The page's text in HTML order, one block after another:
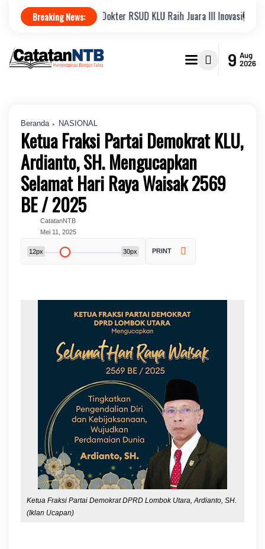
Breaking News:
COLEK SUSAN Dokter RSUD KLU Raih Juara III Inovasi Dewan
9 Aug
2026
Beranda NASIONAL
Ketua Fraksi Partai Demokrat KLU,
Ardianto, SH. Mengucapkan
Selamat Hari Raya Waisak 2569
BE / 2025
CatatanNTB
Mei 11, 2025
12px 30px PRINT
Ketua Fraksi Partai Demokrat DPRD Lombok Utara, Ardianto, SH.
(Iklan Ucapan)